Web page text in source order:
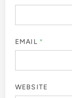
EMAIL *
WEBSITE